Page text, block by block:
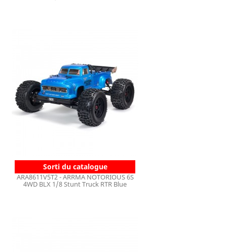
Sorti du catalogue
ARA8611V5T2 - ARRMA NOTORIOUS 6S
4WD BLX 1/8 Stunt Truck RTR Blue